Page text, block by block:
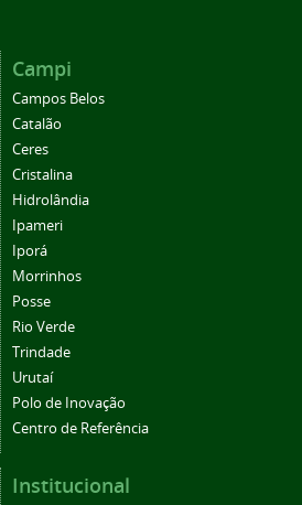
Campi
Campos Belos
Catalão
Ceres
Cristalina
Hidrolândia
Ipameri
Iporá
Morrinhos
Posse
Rio Verde
Trindade
Urutaí
Polo de Inovação
Centro de Referência
Institucional